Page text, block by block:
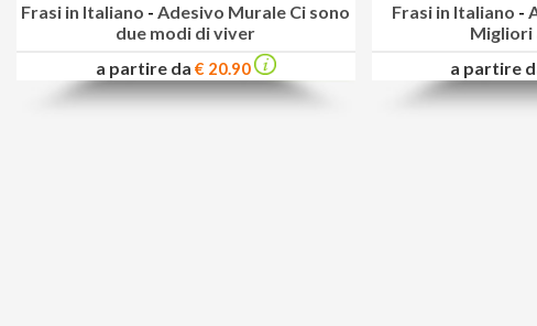
Frasi in Italiano -Adesivo Murale Ci sono
due modi di viver
a partire da € 20.90
Frasi in Italiano -
Migliori
a partire